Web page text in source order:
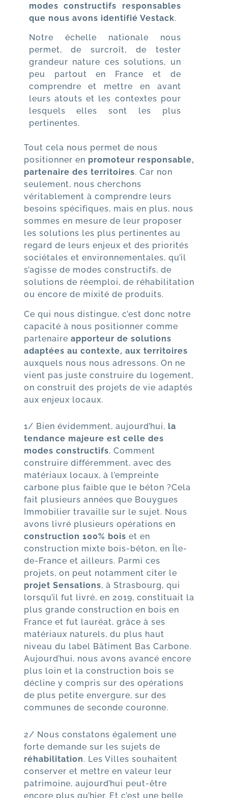
modes constructifs responsables
que nous avons identifié Vestack.
Notre échelle nationale nous
permet, de surcroît, de tester
grandeur nature ces solutions, un
peu partout en France et de
comprendre et mettre en avant
leurs atouts et les contextes pour
lesquels elles sont les plus
pertinentes.
Tout cela nous permet de nous
positionner en promoteur responsable,
partenaire des territoires. Car non
seulement, nous cherchons
véritablement à comprendre leurs
besoins spécifiques, mais en plus, nous
sommes en mesure de leur proposer
les solutions les plus pertinentes au
regard de leurs enjeux et des priorités
sociétales et environnementales, qu’il
s’agisse de modes constructifs, de
solutions de réemploi, de réhabilitation
ou encore de mixité de produits.
Ce qui nous distingue, c’est donc notre
capacité à nous positionner comme
partenaire apporteur de solutions
adaptées au contexte, aux territoires
auxquels nous nous adressons. On ne
vient pas juste construire du logement,
on construit des projets de vie adaptés
aux enjeux locaux.
1/ Bien évidemment, aujourd’hui, la
tendance majeure est celle des
modes constructifs. Comment
construire différemment, avec des
matériaux locaux, à l’empreinte
carbone plus faible que le béton ?Cela
fait plusieurs années que Bouygues
Immobilier travaille sur le sujet. Nous
avons livré plusieurs opérations en
construction 100% bois et en
construction mixte bois-béton, en Île-
de-France et ailleurs. Parmi ces
projets, on peut notamment citer le
projet Sensations, à Strasbourg, qui
lorsqu’il fut livré, en 2019, constituait la
plus grande construction en bois en
France et fut lauréat, grâce à ses
matériaux naturels, du plus haut
niveau du label Bâtiment Bas Carbone.
Aujourd’hui, nous avons avancé encore
plus loin et la construction bois se
décline y compris sur des opérations
de plus petite envergure, sur des
communes de seconde couronne.
2/ Nous constatons également une
forte demande sur les sujets de
réhabilitation. Les Villes souhaitent
conserver et mettre en valeur leur
patrimoine, aujourd’hui peut-être
encore plus qu’hier. Et c’est une belle